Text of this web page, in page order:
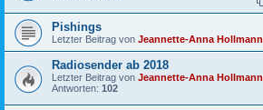
Pishings
Letzter Beitrag von Jeannette-Anna Hollmann
Radiosender ab 2018
Letzter Beitrag von Jeannette-Anna Hollmann
Antworten: 102